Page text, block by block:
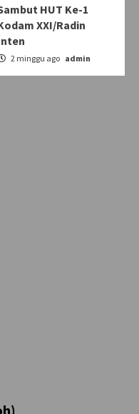
HUT Ke-1
XXI/Radin
2 minggu ago admin